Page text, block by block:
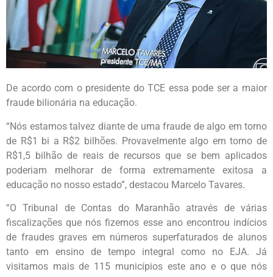
De acordo com o presidente do TCE essa pode ser a maior
fraude bilionária na educação.
“Nós estamos talvez diante de uma fraude de algo em torno
de R$1 bi a R$2 bilhões. Provavelmente algo em torno de
R$1,5 bilhão de reais de recursos que se bem aplicados
poderiam melhorar de forma extremamente exitosa a
educação no nosso estado”, destacou Marcelo Tavares.
“O Tribunal de Contas do Maranhão através de várias
fiscalizações que nós fizemos esse ano encontrou indícios
de fraudes graves em números superfaturados de alunos
tanto em ensino de tempo integral como no EJA. Já
visitamos mais de 115 municípios este ano e o que nós